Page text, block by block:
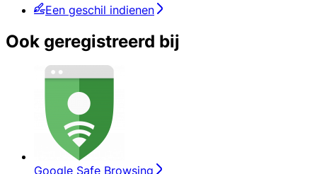
Een geschil indienen
Ook geregistreerd bij
Google Safe Browsing